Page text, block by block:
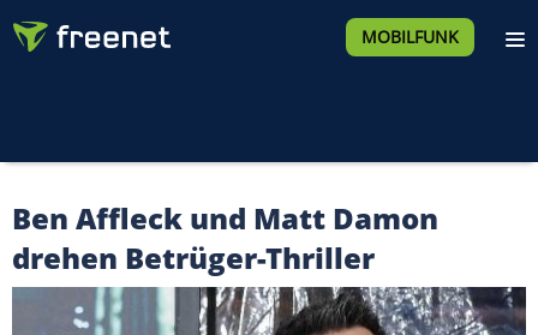
MOBILFUNK
Ben Affleck und Matt Damon
drehen Betrüger-Thriller